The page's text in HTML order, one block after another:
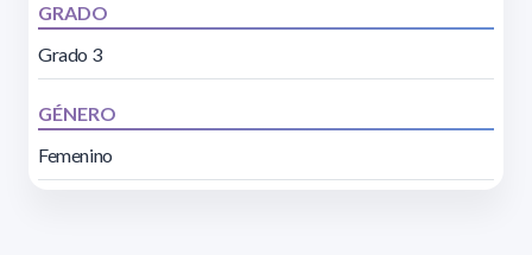
GRADO
Grado 3
GÉNERO
Femenino